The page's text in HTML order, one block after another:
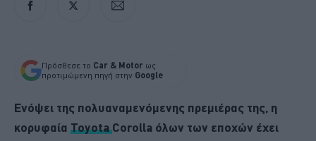
Πρόσθεσε το Car & Motor ως
προτιμώμενη πηγή στην Google
Ενόψει της πολυαναμενόμενης πρεμιέρας της, η
κορυφαία ToyotaCorolla όλων των εποχών έχει